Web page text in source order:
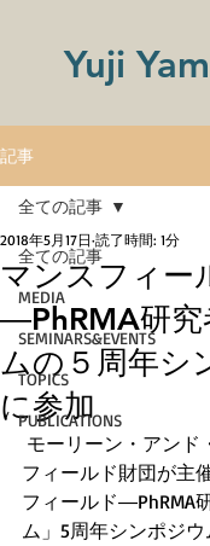
Yuji
記事
全ての記事
MEDIA
SEMINARS&EVENTS
TOPICS
PUBLICATIONS
全ての記事
マンスフィー
―PhRMA研究
ムの５周年シ
に参加
2018年5月17日 読了時間: 1分
フィールド財団が主
フィールド―PhRMA
ム」5周年シンポジ